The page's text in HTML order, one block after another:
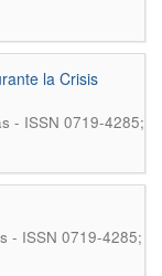
la Crisis
- ISSN 0719-4285;
- ISSN 0719-4285;